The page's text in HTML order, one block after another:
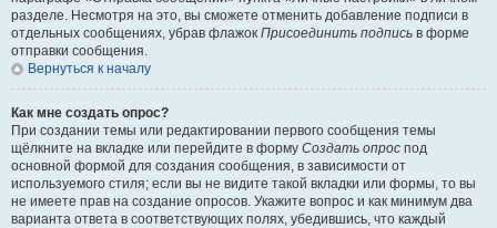
разделе. Несмотря на это, вы сможете отменить добавление подписи в
отдельных сообщениях, убрав флажок Присоединить подпись в форме
отправки сообщения.
Вернуться к началу
Как мне создать опрос?
При создании темы или редактировании первого сообщения темы
щёлкните на вкладке или перейдите в форму Создать опрос под
основной формой для создания сообщения, в зависимости от
используемого стиля; если вы не видите такой вкладки или формы, то вы
не имеете прав на создание опросов. Укажите вопрос и как минимум два
варианта ответа в соответствующих полях, убедившись, что каждый